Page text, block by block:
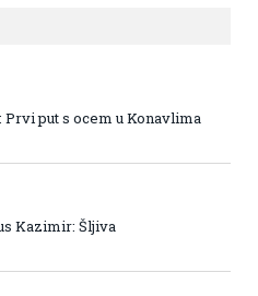
put s ocem u Konavlima
Kazimir: Šljiva